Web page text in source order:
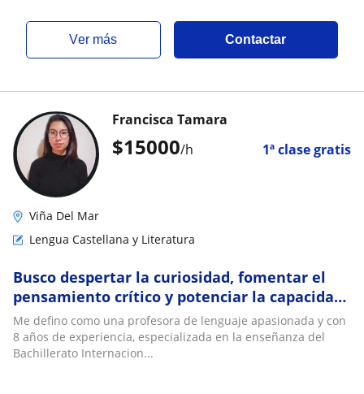
ver más Contactar
$15000/h 1ª clase gratis
Francisca Tamara
Viña Del Mar
Lengua Castellana y Literatura
Busco despertar la curiosidad, fomentar el
pensamiento crítico y potenciar la capacidad
expresiva en cada uno de mis estudiantes
Me defino como una profesora de lenguaje apasionada y con
8 años de experiencia, especializada en la enseñanza del
Bachillerato Internacion...